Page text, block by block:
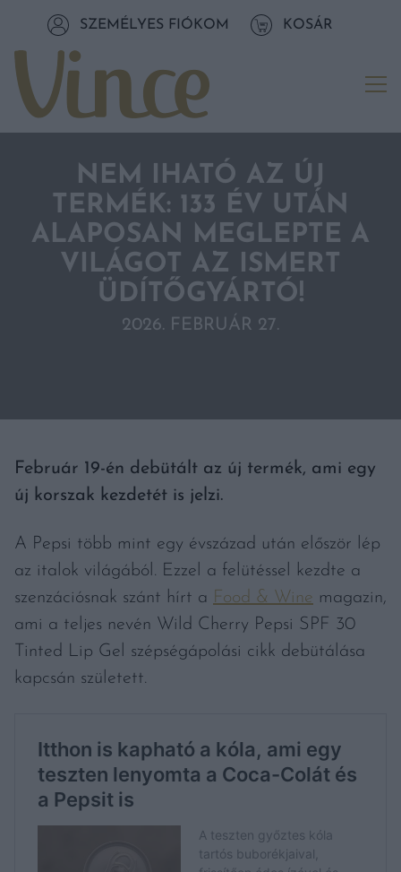
Tovább a tartalomhozSZEMÉLYES FIÓKOM KOSÁR
NEM IHATÓ AZ ÚJ
TERMÉK: 133 ÉV UTÁN
ALAPOSAN MEGLEPTE A
VILÁGOT AZ ISMERT
ÜDÍTŐGYÁRTÓ!
2026. FEBRUÁR 27.
Február 19-én debütált az új termék, ami egy
új korszak kezdetét is jelzi.
A Pepsi több mint egy évszázad után először lép
az italok világából. Ezzel a felütéssel kezdte a
szenzációsnak szánt hírt a Food & Wine magazin,
ami a teljes nevén Wild Cherry Pepsi SPF 30
Tinted Lip Gel szépségápolási cikk debütálása
kapcsán született.